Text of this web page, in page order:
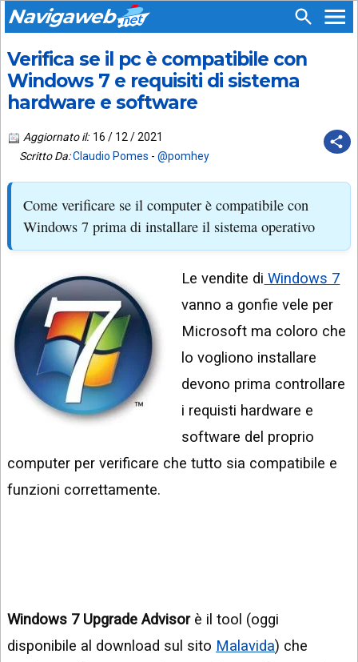
Navigaweb
HOME
CHI
SIAMO
CHIEDI
SUPPORTO
PIÙ
LETTI
POST
ARCHIVIO
VIDEO
ARGOMENTI:
ANDROID
WINDOWS
SEGUICI
SU:
APP
EMAIL
TIKTOK
YOUTUBE
INSTAGRAM
GOOGLE
NEWS
Verifica se il pc è compatibile con
Windows 7 e requisiti di sistema
hardware e software
Aggiornato il: 16 / 12 / 2021
Scritto Da:Claudio Pomes - @pomhey
Come verificare se il computer è compatibile con
Windows 7 prima di installare il sistema operativo
Le vendite di Windows 7
vanno a gonfie vele per
Microsoft ma coloro che
lo vogliono installare
devono prima controllare
i requisti hardware e
software del proprio
computer per verificare che tutto sia compatibile e
funzioni correttamente.
Windows 7 Upgrade Advisorè il tool (oggi
disponibile al download sul sito Malavida) che